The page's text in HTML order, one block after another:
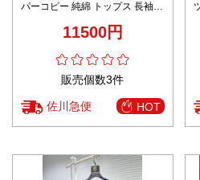
パーコピー 純綿 トップス 長袖
兼用 ブラック11500円
販売個数3件
佐川急便 HOT